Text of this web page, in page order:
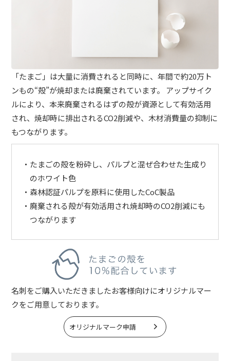
「たまご」は大量に消費されると同時に、年間で約20万ト
ンもの“殻”が焼却または廃棄されています。 アップサイク
ルにより、本来廃棄されるはずの殻が資源として有効活用
され、焼却時に排出されるCO2削減や、木材消費量の抑制に
もつながります。
たまごの殻を粉砕し、パルプと混ぜ合わせた生成り
のホワイト色
森林認証パルプを原料に使用したCoC製品
廃棄される殻が有効活用され焼却時のCO2削減にも
つながります
名刺をご購入いただきましたお客様向けにオリジナルマー
クをご用意しております。
オリジナルマーク申請